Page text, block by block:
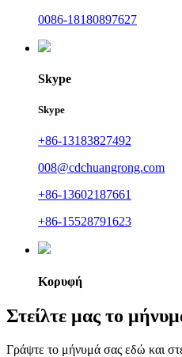
0086-18180897627
Skype
Skype
+86-13183827492
008@cdchuangrong.com
+86-13602187661
+86-15528791623
Κορυφή
Στείλτε μας το
Γράψτε το μήνυμά σας εδώ και